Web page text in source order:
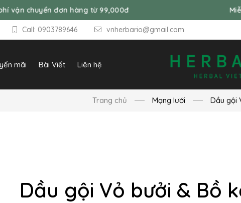
chuyển đơn hàng từ 99,000đ Miễn phí
Call: 0903789646 vnherbario@gmail.com
mãi Bài Viết Liên hệ
Trang chủ Mạng lưới Dầu gội
Dầu gội Vỏ bưởi & Bồ